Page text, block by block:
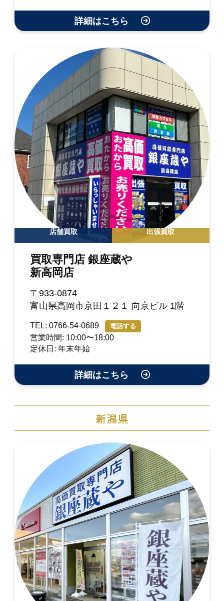
詳細はこちら
店舗買取 出張買取
買取専門店 銀座蔵や
新高岡店
〒933-0874
富山県高岡市京田１２１ 向京ビル 1階
TEL: 0766-54-0689 電話する
営業時間: 10:00〜18:00
定休日: 年末年始
詳細はこちら
新潟県